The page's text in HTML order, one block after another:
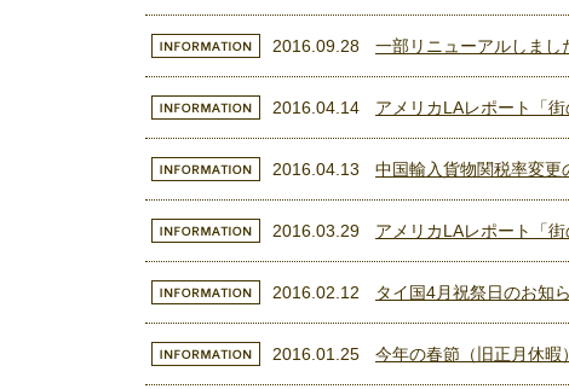
2016.09.28 一部リニューアルしまし
2016.04.14 アメリカLAレポート「街
2016.04.13 中国輸入貨物関税率変更
2016.03.29 アメリカLAレポート「街
2016.02.12 タイ国4月祝祭日のお知
2016.01.25 今年の春節（旧正月休暇